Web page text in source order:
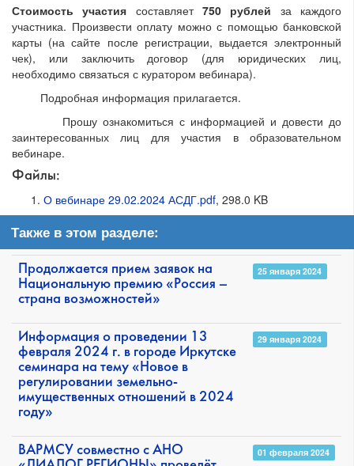
Стоимость участия составляет750 рублей за каждого
участника. Произвести оплату можно с помощью банковской
карты (на сайте после регистрации, выдается электронный
чек), или заключить договор (для юридических лиц,
необходимо связаться с куратором вебинара).
Подробная информация прилагается.
Прошу ознакомиться с информацией и довести до
заинтересованных лиц для участия в образовательном
вебинаре.
Файлы:
О вебинаре 29.02.2024 АСДГ.pdf, 298.0 KB
Также в этом разделе:
Продолжается прием заявок на
Национальную премию «Россия –
страна возможностей»
25 января 2024
Информация о проведении 13
февраля 2024 г. в городе Иркутске
семинара на тему «Новое в
регулировании земельно-
имущественных отношений в 2024
году»
29 января 2024
ВАРМСУ совместно с АНО
01 февраля 2024